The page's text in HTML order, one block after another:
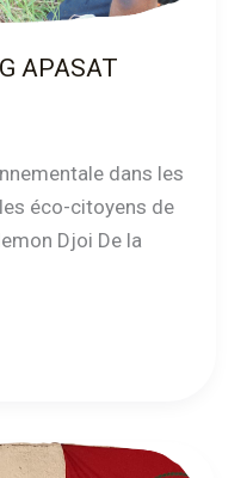
APASAT
dans les
éco-citoyens de
Djoi De la